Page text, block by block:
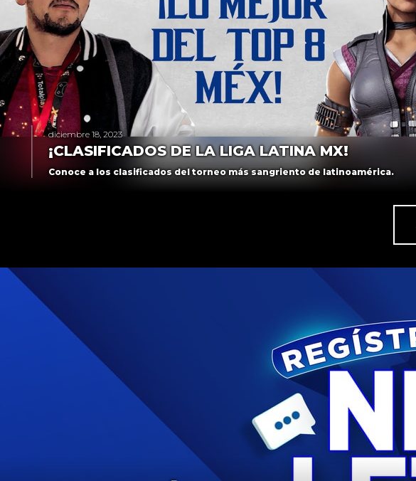
diciembre 18, 2023
¡CLASIFICADOS DE LA LIGA LATINA MX!
Conoce a los clasificados del torneo más sangriento de latinoamérica.